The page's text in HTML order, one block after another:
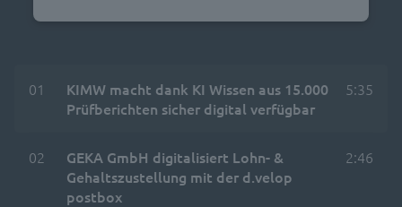
01
KIMW macht dank KI Wissen aus 15.000
Prüfberichten sicher digital verfügbar
5:35
02
GEKA GmbH digitalisiert Lohn- &
Gehaltszustellung mit der d.velop
postbox
2:46